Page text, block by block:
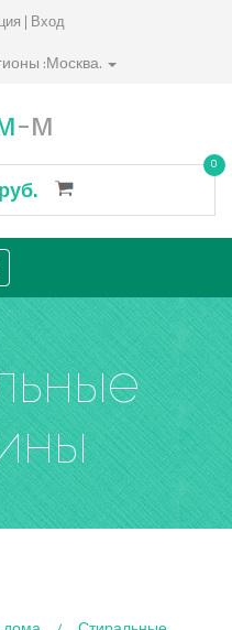
| Вход
:Москва.
-м
0